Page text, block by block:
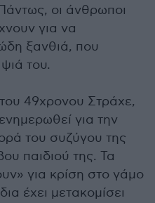
οι άνθρωποι
για να
ξανθιά, που
του.
49χρονου Στράχε,
για την
του συζύγου της
παιδιού της. Τα
για κρίση στο γάμο
έχει μετακομίσει